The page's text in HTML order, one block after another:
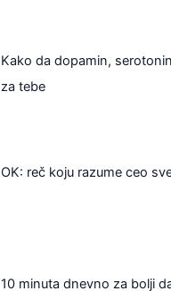
Kako da dopamin,
za tebe
OK: reč koju razume ceo
10 minuta dnevno za bolji